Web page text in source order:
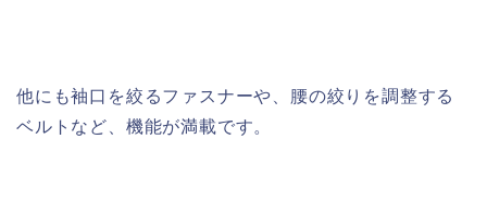
他にも袖口を絞るファスナーや、腰の絞りを調整する
ベルトなど、機能が満載です。